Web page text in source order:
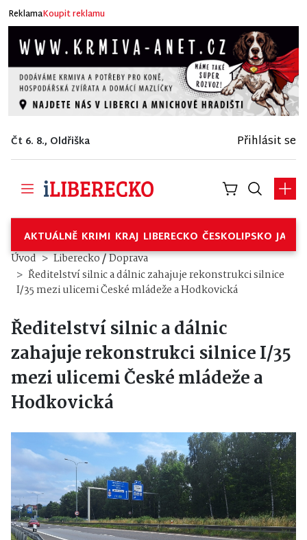
ReklamaKoupit reklamu
Čt 6. 8., Oldřiška Přihlásit se
AKTUÁLNĚ KRIMI KRAJ LIBERECKO ČESKOLIPSKO
Úvod Liberecko/Doprava
Ředitelství silnic a dálnic zahajuje rekonstrukci silnice
I/35 mezi ulicemi České mládeže a Hodkovická
Ředitelství silnic a dálnic
zahajuje rekonstrukci silnice I/35
mezi ulicemi České mládeže a
Hodkovická